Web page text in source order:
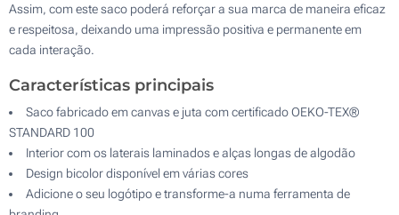
Assim, com este saco poderá reforçar a sua marca de maneira eficaz
e respeitosa, deixando uma impressão positiva e permanente em
cada interação.
Características principais
Saco fabricado em canvas e juta com certificado OEKO-TEX®
STANDARD 100
Interior com os laterais laminados e alças longas de algodão
Design bicolor disponível em várias cores
Adicione o seu logótipo e transforme-a numa ferramenta de